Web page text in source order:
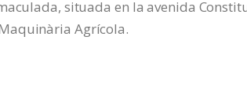
situada en la avenida
Agrícola.